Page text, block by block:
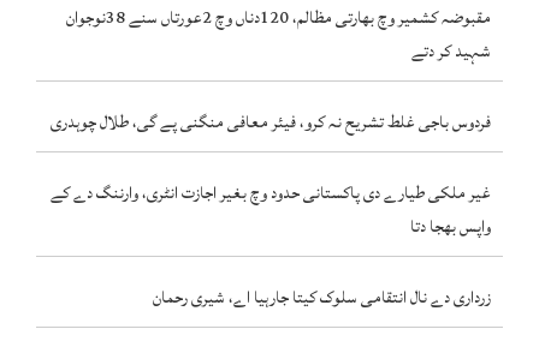
مقبوضہ کشمیر وچ بھارتی مظالم، 120دناں وچ 2عورتاں سنے 38نوجوان
شہید کر دتے
فردوس باجی غلط تشریح نہ کرو، فیئر معافی منگنی پے گی، طلال چوہدری
غیر ملکی طیارے دی پاکستانی حدود وچ بغیر اجازت انٹری، وارننگ دے کے
واپس بھجا دتا
زرداری دے نال انتقامی سلوک کیتا جارہیا اے، شیری رحمان